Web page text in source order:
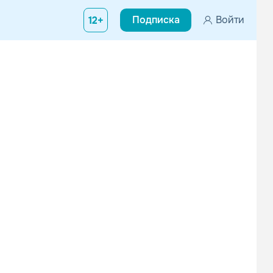
12+ Подписка Войти
Нью Йорк. Начал обучаться игре на кларнете в